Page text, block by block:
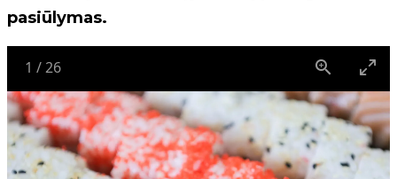
pasiūlymas.
1 /26